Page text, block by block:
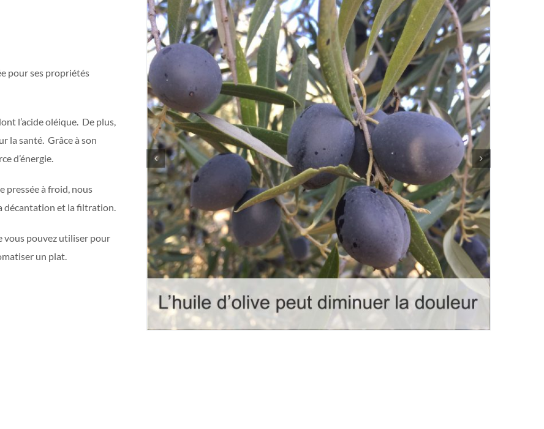
pour ses propriétés
l’acide oléique. De plus,
la santé. Grâce à son
d’énergie.
pressée à froid, nous
décantation et la filtration.
vous pouvez utiliser pour
un plat.